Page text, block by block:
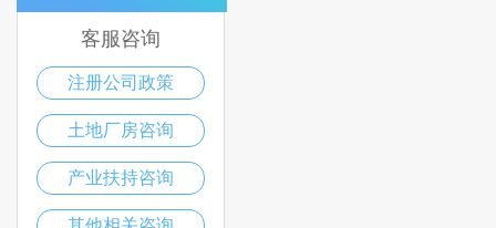
客服咨询
注册公司政策
土地厂房咨询
产业扶持咨询